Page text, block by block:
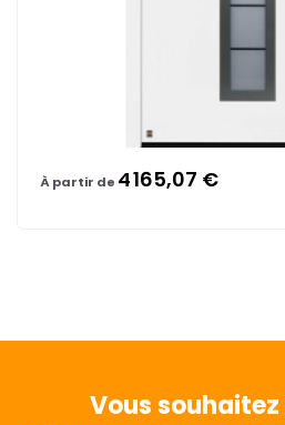
À partir de 4 165,07 €
Vous souhaitez